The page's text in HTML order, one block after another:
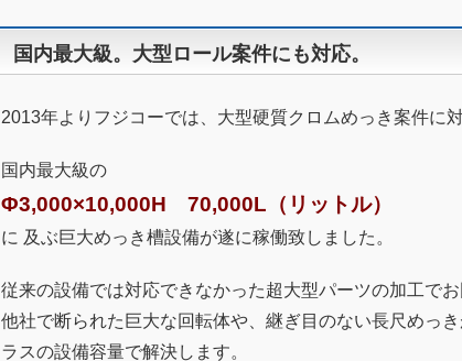
国内最大級。大型ロール案件にも対応。
2013年よりフジコーでは、大型硬質クロムめっき案件に
国内最大級の
Φ3,000×10,000H 70,000L （リットル）
に 及ぶ巨大めっき槽設備が遂に稼働致しました。
従来の設備では対応できなかった超大型パーツの加工で
他社で断られた巨大な回転体や、継ぎ目のない長尺めっ
ラスの設備容量で解決します。